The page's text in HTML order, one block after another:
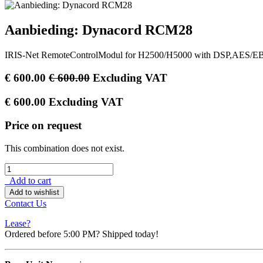
Aanbieding: Dynacord RCM28
IRIS-Net RemoteControlModul for H2500/H5000 with DSP,AES/
€ 600.00 €600.00 Excluding VAT
€ 600.00 Excluding VAT
Price on request
This combination does not exist.
Add to cart
Add to wishlist
Contact Us
Lease?
Ordered before 5:00 PM? Shipped today!